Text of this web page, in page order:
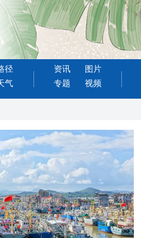
径
气
资讯
图片
专题
视频